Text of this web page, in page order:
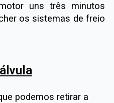
uns três minutos
os sistemas de freio
podemos retirar a